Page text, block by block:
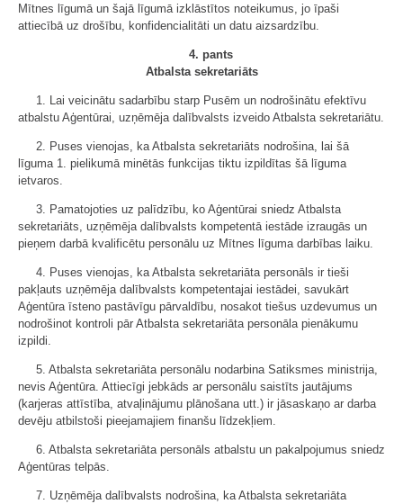
Mītnes līgumā un šajā līgumā izklāstītos noteikumus, jo īpaši
attiecībā uz drošību, konfidencialitāti un datu aizsardzību.
4. pants
Atbalsta sekretariāts
1. Lai veicinātu sadarbību starp Pusēm un nodrošinātu efektīvu
atbalstu Aģentūrai, uzņēmēja dalībvalsts izveido Atbalsta sekretariātu.
2. Puses vienojas, ka Atbalsta sekretariāts nodrošina, lai šā
līguma 1. pielikumā minētās funkcijas tiktu izpildītas šā līguma
ietvaros.
3. Pamatojoties uz palīdzību, ko Aģentūrai sniedz Atbalsta
sekretariāts, uzņēmēja dalībvalsts kompetentā iestāde izraugās un
pieņem darbā kvalificētu personālu uz Mītnes līguma darbības laiku.
4. Puses vienojas, ka Atbalsta sekretariāta personāls ir tieši
pakļauts uzņēmēja dalībvalsts kompetentajai iestādei, savukārt
Aģentūra īsteno pastāvīgu pārvaldību, nosakot tiešus uzdevumus un
nodrošinot kontroli pār Atbalsta sekretariāta personāla pienākumu
izpildi.
5. Atbalsta sekretariāta personālu nodarbina Satiksmes ministrija,
nevis Aģentūra. Attiecīgi jebkāds ar personālu saistīts jautājums
(karjeras attīstība, atvaļinājumu plānošana utt.) ir jāsaskaņo ar darba
devēju atbilstoši pieejamajiem finanšu līdzekļiem.
6. Atbalsta sekretariāta personāls atbalstu un pakalpojumus sniedz
Aģentūras telpās.
7. Uzņēmēja dalībvalsts nodrošina, ka Atbalsta sekretariāta